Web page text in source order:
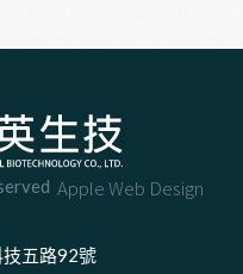
Apple Web Design
五路92號